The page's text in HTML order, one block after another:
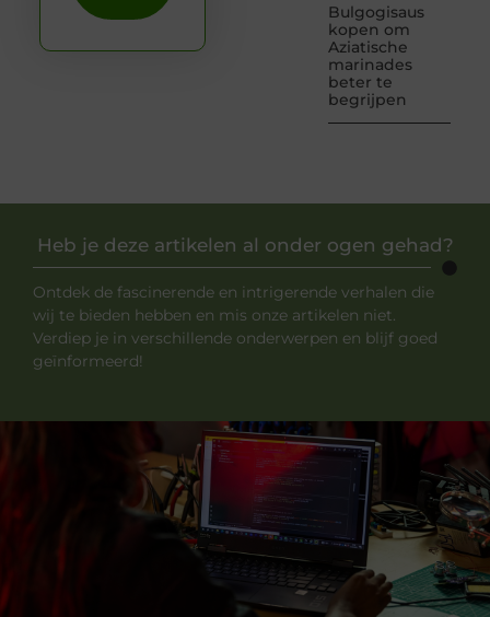
Bulgogisaus
kopen om
Aziatische
marinades
beter te
begrijpen
Heb je deze artikelen al onder ogen gehad?
Ontdek de fascinerende en intrigerende verhalen die
wij te bieden hebben en mis onze artikelen niet.
Verdiep je in verschillende onderwerpen en blijf goed
geïnformeerd!